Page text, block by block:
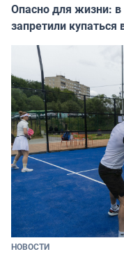
Опасно для жизни:
запретили купаться
НОВОСТИ